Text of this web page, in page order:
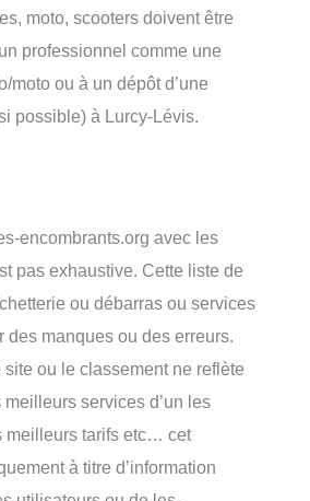
moto, scooters doivent être
professionnel comme une
moto ou à un dépôt d’une
possible) à Lurcy-Lévis.
encombrants.org avec les
pas exhaustive. Cette liste de
ou débarras ou services
des manques ou des erreurs.
site ou le classement ne reflète
services d’un les
meilleurs tarifs etc… cet
à titre d’information